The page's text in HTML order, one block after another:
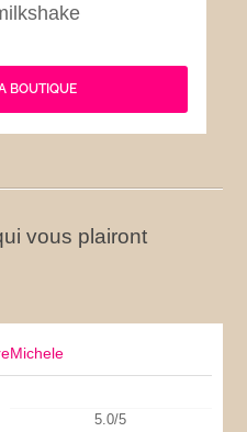
BOUTIQUE
vous plairont
5.0/5